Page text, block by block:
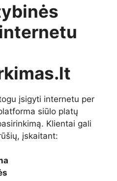
įsigyti internetu per
siūlo platų
Klientai gali
įskaitant: